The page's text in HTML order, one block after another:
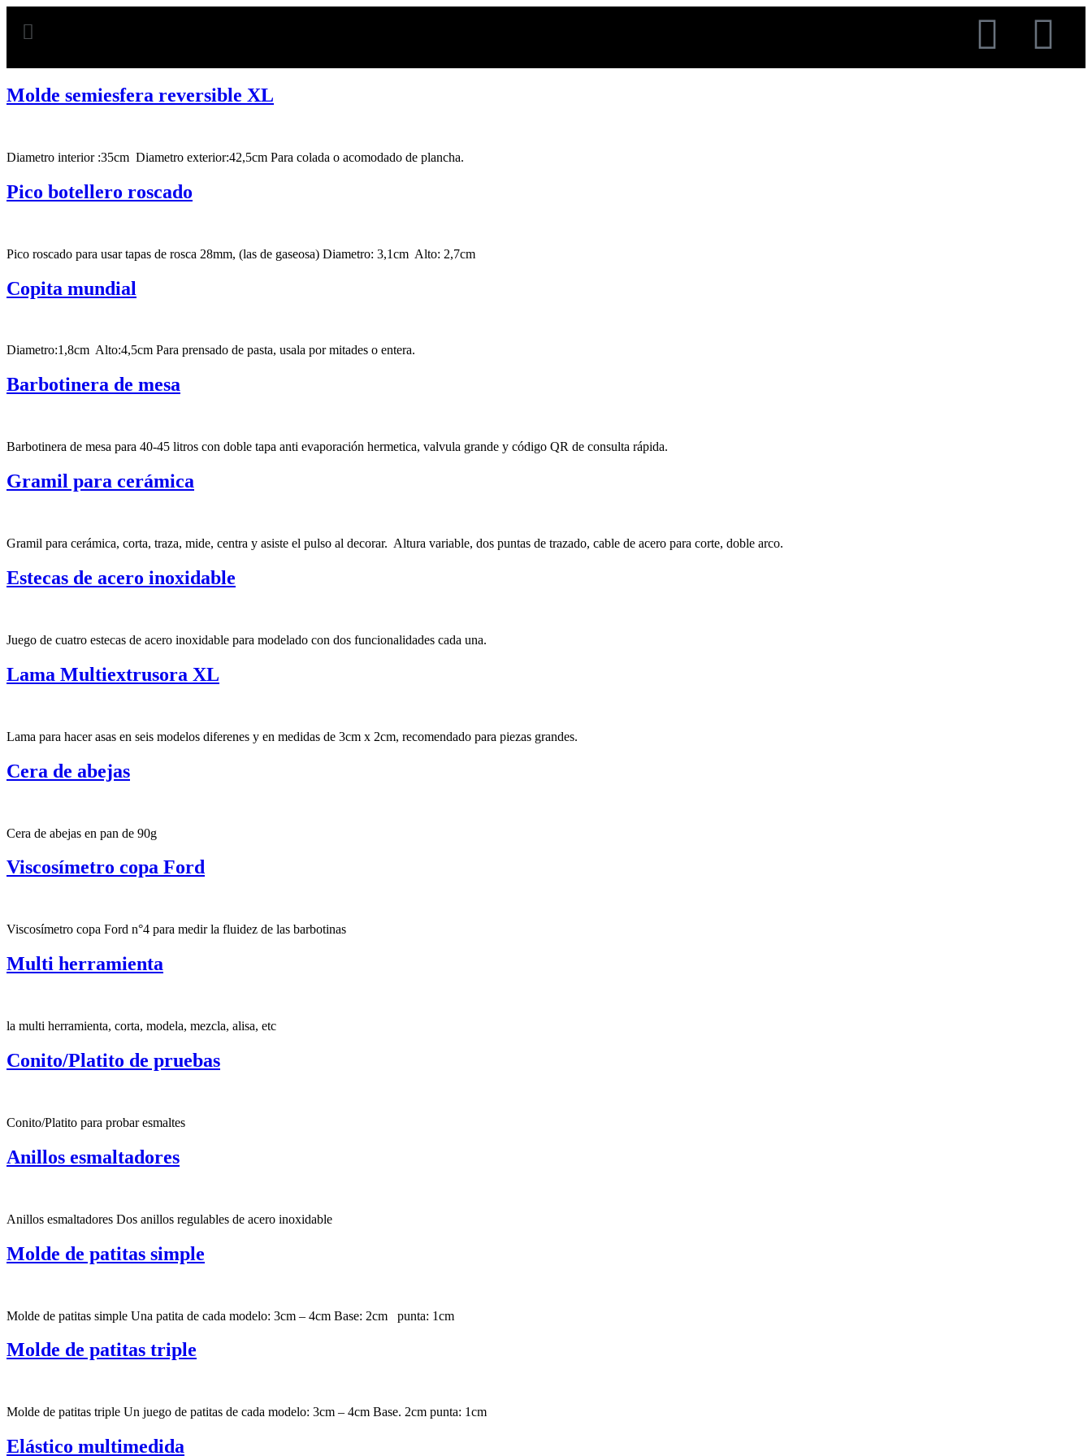
Molde semiesfera reversible XL
Diametro interior :35cm Diametro exterior:42,5cm Para colada o acomodado de plancha.
Pico botellero roscado
Pico roscado para usar tapas de rosca 28mm, (las de gaseosa) Diametro: 3,1cm Alto: 2,7cm
Copita mundial
Diametro:1,8cm Alto:4,5cm Para prensado de pasta, usala por mitades o entera.
Barbotinera de mesa
Barbotinera de mesa para 40-45 litros con doble tapa anti evaporación hermetica, valvula grande y código QR de consulta rápida.
Gramil para cerámica
Gramil para cerámica, corta, traza, mide, centra y asiste el pulso al decorar. Altura variable, dos puntas de trazado, cable de acero para corte, doble arco.
Estecas de acero inoxidable
Juego de cuatro estecas de acero inoxidable para modelado con dos funcionalidades cada una.
Lama Multiextrusora XL
Lama para hacer asas en seis modelos diferenes y en medidas de 3cm x 2cm, recomendado para piezas grandes.
Cera de abejas
Cera de abejas en pan de 90g
Viscosímetro copa Ford
Viscosímetro copa Ford n°4 para medir la fluidez de las barbotinas
Multi herramienta
la multi herramienta, corta, modela, mezcla, alisa, etc
Conito/Platito de pruebas
Conito/Platito para probar esmaltes
Anillos esmaltadores
Anillos esmaltadores Dos anillos regulables de acero inoxidable
Molde de patitas simple
Molde de patitas simple Una patita de cada modelo: 3cm – 4cm Base: 2cm punta: 1cm
Molde de patitas triple
Molde de patitas triple Un juego de patitas de cada modelo: 3cm – 4cm Base. 2cm punta: 1cm
Elástico multimedida